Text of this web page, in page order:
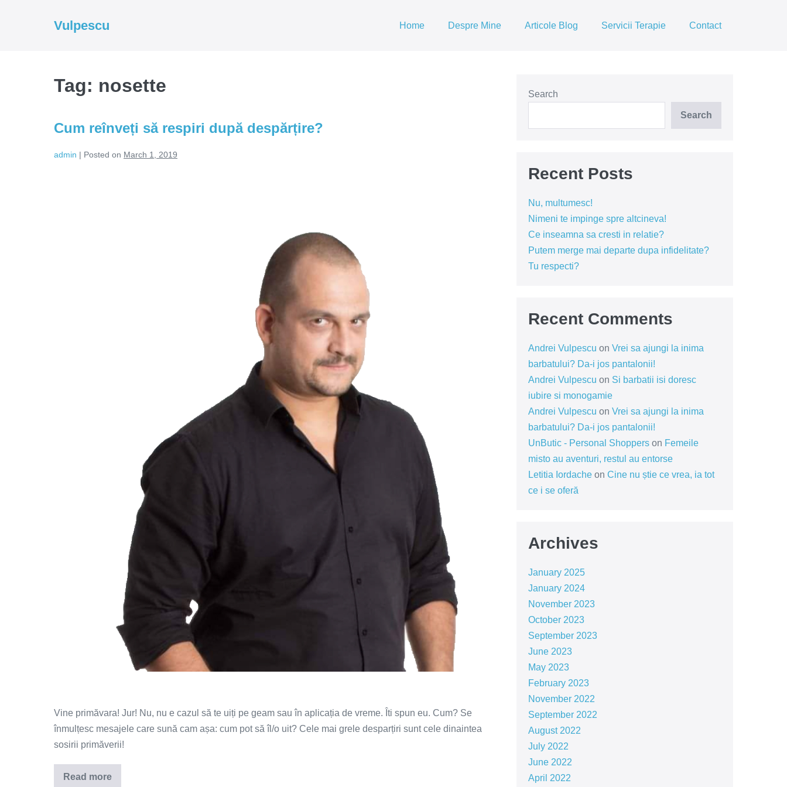
Vulpescu Home Despre Mine Articole Blog Servicii Terapie Contact
Tag: nosette
Cum reînveți să respiri după despărțire?
admin | Posted on March 1, 2019
Vine primăvara! Jur! Nu, nu e cazul să te uiți pe geam sau în aplicația de vreme. Îti spun eu. Cum? Se
înmulțesc mesajele care sună cam așa: cum pot să îl/o uit? Cele mai grele desparțiri sunt cele dinaintea
sosirii primăverii!
Read more
Cum
Search
Search
Recent Posts
Nu, multumesc!
Nimeni te impinge spre altcineva!
Ce inseamna sa cresti in relatie?
Putem merge mai departe dupa infidelitate?
Tu respecti?
Recent Comments
Andrei Vulpescu on Vrei sa ajungi la inima
barbatului? Da-i jos pantalonii!
Andrei Vulpescu on Si barbatii isi doresc
iubire si monogamie
Andrei Vulpescu on Vrei sa ajungi la inima
barbatului? Da-i jos pantalonii!
UnButic - Personal Shopperson Femeile
misto au aventuri, restul au entorse
Letitia Iordacheon Cine nu știe ce vrea, ia tot
ce i se oferă
Archives
January 2025
January 2024
November 2023
October 2023
September 2023
June 2023
May 2023
February 2023
November 2022
September 2022
August 2022
July 2022
June 2022
April 2022